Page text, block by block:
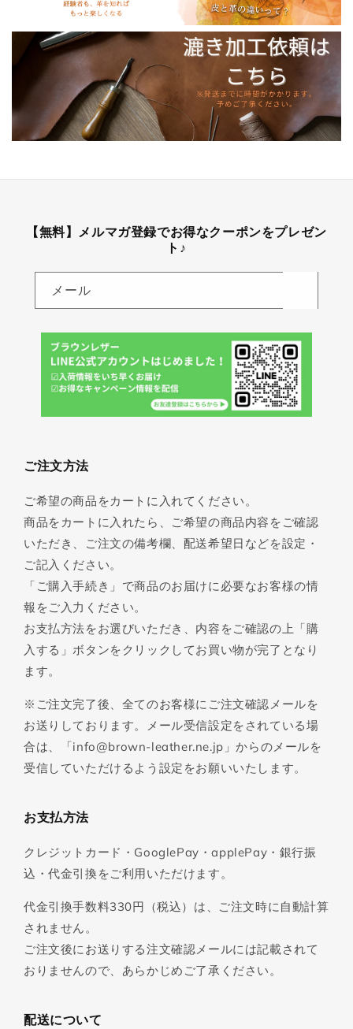
【無料】メルマガ登録でお得なクーポンをプレゼン
ト♪
メール
ご注文方法
ご希望の商品をカートに入れてください。
商品をカートに入れたら、ご希望の商品内容をご確認
いただき、ご注文の備考欄、配送希望日などを設定・
ご記入ください。
「ご購入手続き」で商品のお届けに必要なお客様の情
報をご入力ください。
お支払方法をお選びいただき、内容をご確認の上「購
入する」ボタンをクリックしてお買い物が完了となり
ます。
※ご注文完了後、全てのお客様にご注文確認メールを
お送りしております。メール受信設定をされている場
合は、「info@brown-leather.ne.jp」からのメールを
受信していただけるよう設定をお願いいたします。
お支払方法
クレジットカード・GooglePay・applePay・銀行振
込・代金引換をご利用いただけます。
代金引換手数料330円（税込）は、ご注文時に自動計算
されません。
ご注文後にお送りする注文確認メールには記載されて
おりませんので、あらかじめご了承ください。
配送について